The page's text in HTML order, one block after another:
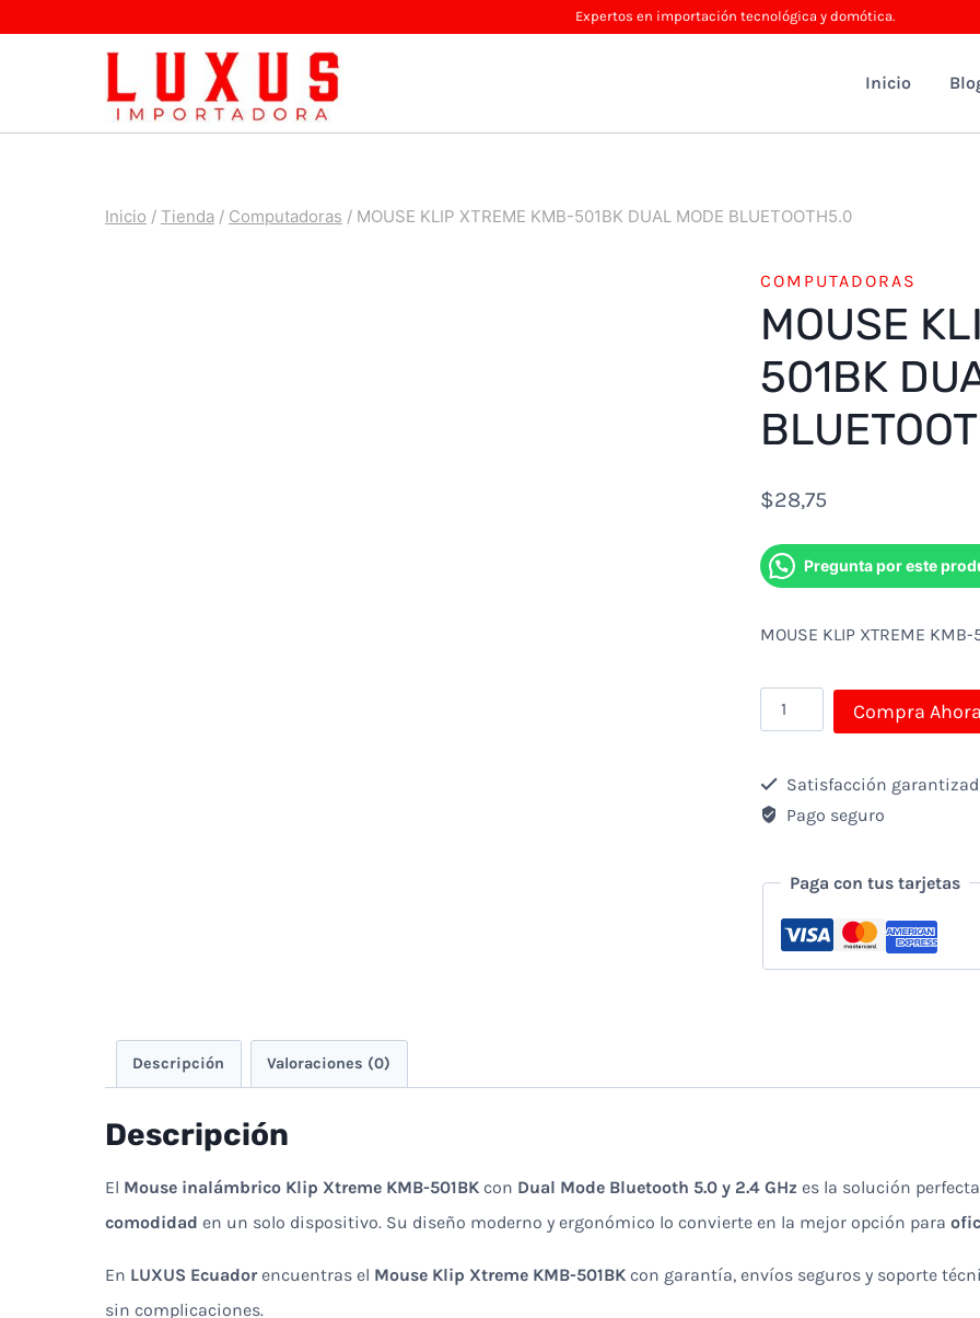
Expertos en importación tecnológica y domótica.
Inicio
Inicio / Tienda / Computadoras / MOUSE KLIP XTREME KMB-501BK DUAL MODE BLUETOOTH5.0
COMPUTADORAS
MOUSE
501BK
$28,75
Pregunta por este
MOUSE KLIP XTREME KMB-
MOUSE
KLIP
XTREME
KMB-
DUAL
BLUETOOTH5.0
Compra
Satisfacción
Pago seguro
Paga con tus tarjetas
Descripción Valoraciones (0)
Descripción
El Mouse inalámbrico Klip Xtreme KMB-501BK con Dual Mode Bluetooth 5.0 y 2.4 GHz es la solución
comodidad en un solo dispositivo. Su diseño moderno y ergonómico lo convierte en la mejor opción para
En LUXUS Ecuadorencuentras el Mouse Klip Xtreme KMB-501BK con garantía, envíos seguros y soporte
sin complicaciones.